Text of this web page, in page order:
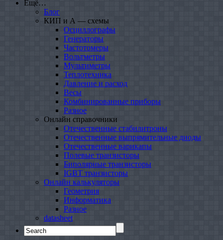
Ещё…
Блог
КИП и А — схемы
Осциллографы
Генераторы
Частотомеры
Вольтметры
Мультиметры
Теплотехника
Давление и расход
Весы
Комбинированные приборы
Разное
Онлайн справочники
Отечественные стабилитроны
Отечественные выпрямительные диоды
Отечественные варикапы
Полевые транзисторы
Биполярные транзисторы
IGBT транзисторы
Онлайн калькуляторы
Геометрия
Информатика
Разное
datasheet
Search
for: